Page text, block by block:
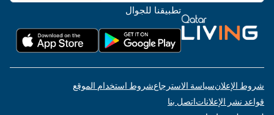
تطبيقنا للجوال
شروط الإعلانسياسة الاسترجاعشروط استخدام الموقع
قواعد نشر الإعلاناتاتصل بنا